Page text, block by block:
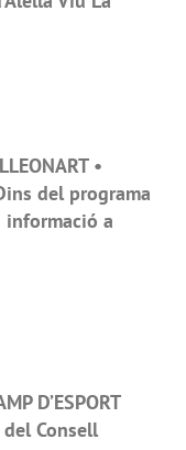
•
del programa
informació a
D’ESPORT
del Consell